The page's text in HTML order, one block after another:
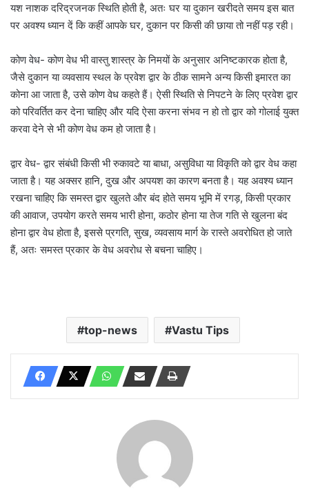
यश नाशक दरिद्रजनक स्थिति होती है, अतः घर या दुकान खरीदते समय इस बात
पर अवश्य ध्यान दें कि कहीं आपके घर, दुकान पर किसी की छाया तो नहीं पड़ रही।
कोण वेध- कोण वेध भी वास्तु शास्त्र के निमयों के अनुसार अनिष्टकारक होता है,
जैसे दुकान या व्यवसाय स्थल के प्रवेश द्वार के ठीक सामने अन्य किसी इमारत का
कोना आ जाता है, उसे कोण वेध कहते हैं। ऐसी स्थिति से निपटने के लिए प्रवेश द्वार
को परिवर्तित कर देना चाहिए और यदि ऐसा करना संभव न हो तो द्वार को गोलाई युक्त
करवा देने से भी कोण वेध कम हो जाता है।
द्वार वेध- द्वार संबंधी किसी भी रुकावटे या बाधा, असुविधा या विकृति को द्वार वेध कहा
जाता है। यह अक्सर हानि, दुख और अपयश का कारण बनता है। यह अवश्य ध्यान
रखना चाहिए कि समस्त द्वार खुलते और बंद होते समय भूमि में रगड़, किसी प्रकार
की आवाज, उपयोग करते समय भारी होना, कठोर होना या तेज गति से खुलना बंद
होना द्वार वेध होता है, इससे प्रगति, सुख, व्यवसाय मार्ग के रास्ते अवरोधित हो जाते
हैं, अतः समस्त प्रकार के वेध अवरोध से बचना चाहिए।
top-news Vastu Tips